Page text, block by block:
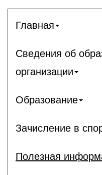
Главная
Сведения об
организации
Образование
Зачисление в
Полезная